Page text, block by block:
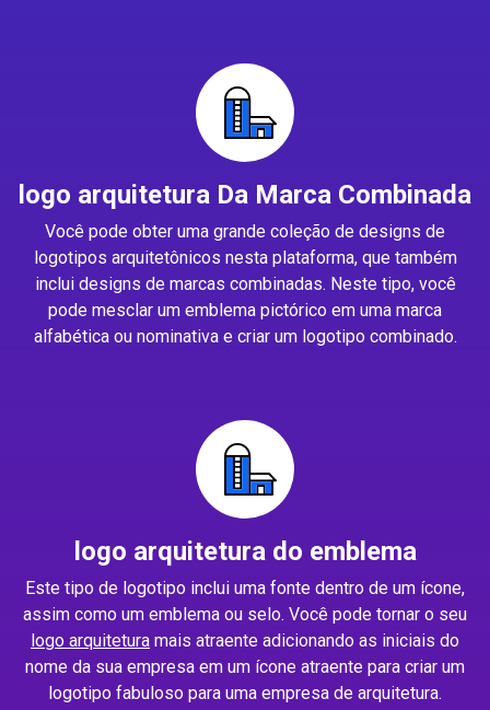
logo arquitetura Da Marca Combinada
Você pode obter uma grande coleção de designs de
logotipos arquitetônicos nesta plataforma, que também
inclui designs de marcas combinadas. Neste tipo, você
pode mesclar um emblema pictórico em uma marca
alfabética ou nominativa e criar um logotipo combinado.
logo arquitetura do emblema
Este tipo de logotipo inclui uma fonte dentro de um ícone,
assim como um emblema ou selo. Você pode tornar o seu
logo arquitetura mais atraente adicionando as iniciais do
nome da sua empresa em um ícone atraente para criar um
logotipo fabuloso para uma empresa de arquitetura.